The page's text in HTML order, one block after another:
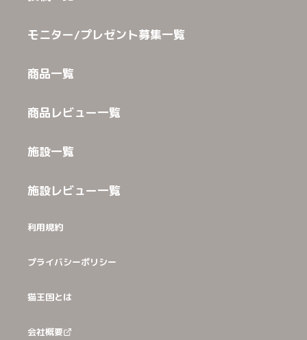
モニター/プレゼント募集一覧
商品一覧
商品レビュー一覧
施設一覧
施設レビュー一覧
利用規約
プライバシーポリシー
猫王国とは
会社概要